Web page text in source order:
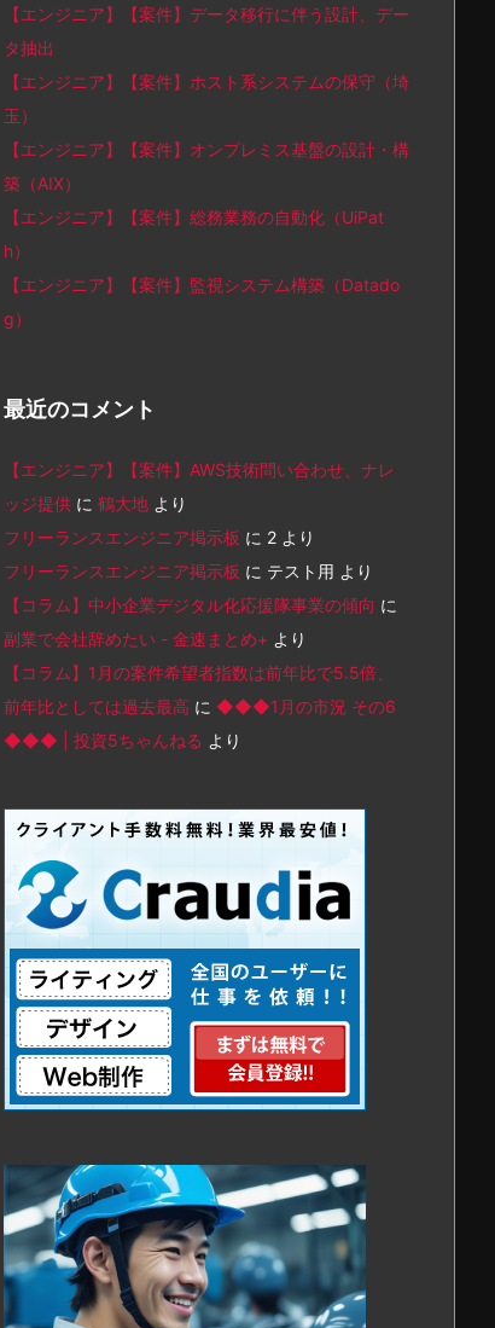
【エンジニア】【案件】データ移行に伴う設計、デー
タ抽出
【エンジニア】【案件】ホスト系システムの保守（埼
玉）
【エンジニア】【案件】オンプレミス基盤の設計・構
築（AIX）
【エンジニア】【案件】総務業務の自動化（UiPat
h）
【エンジニア】【案件】監視システム構築（Datado
g）
最近のコメント
【エンジニア】【案件】AWS技術問い合わせ、ナレ
ッジ提供 に 鶴大地 より
フリーランスエンジニア掲示板 に 2 より
フリーランスエンジニア掲示板 に テスト用 より
【コラム】中小企業デジタル化応援隊事業の傾向 に
副業で会社辞めたい - 金速まとめ+ より
【コラム】1月の案件希望者指数は前年比で5.5倍、
前年比としては過去最高 に ◆◆◆1月の市況 その6
◆◆◆ | 投資5ちゃんねる より